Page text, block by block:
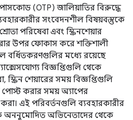
(OTP) জালিয়াতির বিরুদ্ধে
সংবেদনশীল বিষয়বস্তুকে
পরিষেবা এবং স্ক্রিনশেয়ার
উপর ফোকাস করে শক্তিশালী
বর্ধিতকরণগুলির মধ্যে রয়েছে
বিজ্ঞপ্তিগুলি থেকে
শেয়ারের সময় বিজ্ঞপ্তিগুলি
করার সময় অ্যাপের
এই পরিবর্তনগুলি ব্যবহারকারীর
অননুমোদিত অভিনেতাদের থেকে